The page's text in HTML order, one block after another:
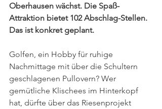
Oberhausen wächst. Die Spaß-
Attraktion bietet 102 Abschlag-Stellen.
Das ist konkret geplant.
Golfen, ein Hobby für ruhige
Nachmittage mit über die Schultern
geschlagenen Pullovern? Wer
gemütliche Klischees im Hinterkopf
hat, dürfte über das Riesenprojekt